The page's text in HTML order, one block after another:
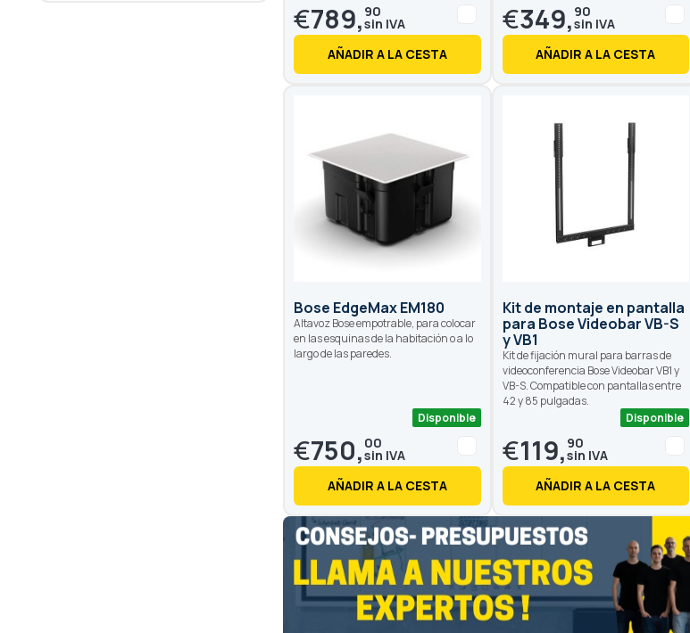
€789, 90
AÑADIR A LA CESTA
€349, 90
AÑADIR A LA CESTA
Bose EdgeMax EM180
Altavoz Bose empotrable, para colocar
en las esquinas de la habitación o a lo
largo de las paredes.
Disponible
€750, 00
AÑADIR A LA CESTA
Kit de montaje en pantalla
para Bose Videobar VB-S
y VB1
Kit de fijación mural para barras de
videoconferencia Bose Videobar VB1 y
VB-S. Compatible con pantallas entre
42 y 85 pulgadas.
Disponible
€119, 90
AÑADIR A LA CESTA